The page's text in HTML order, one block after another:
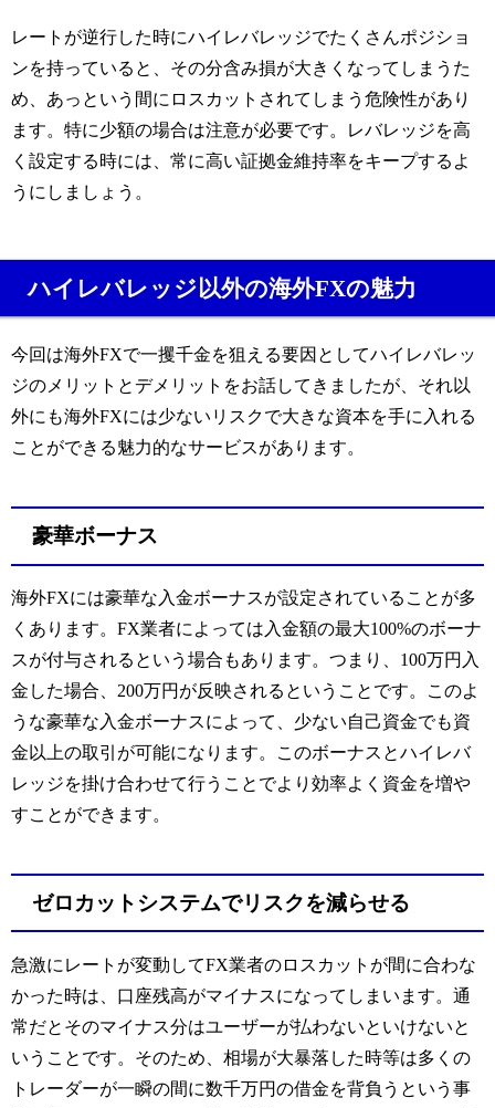
レートが逆行した時にハイレバレッジでたくさんポジショ
ンを持っていると、その分含み損が大きくなってしまうた
め、あっという間にロスカットされてしまう危険性があり
ます。特に少額の場合は注意が必要です。レバレッジを高
く設定する時には、常に高い証拠金維持率をキープするよ
うにしましょう。
ハイレバレッジ以外の海外FXの魅力
今回は海外FXで一攫千金を狙える要因としてハイレバレッ
ジのメリットとデメリットをお話してきましたが、それ以
外にも海外FXには少ないリスクで大きな資本を手に入れる
ことができる魅力的なサービスがあります。
豪華ボーナス
海外FXには豪華な入金ボーナスが設定されていることが多
くあります。 FX業者によっては入金額の最大100%のボーナ
スが付与されるという場合もあります。つまり、 100万円入
金した場合、 200万円が反映されるということです。このよ
うな豪華な入金ボーナスによって、少ない自己資金でも資
金以上の取引が可能になります。このボーナスとハイレバ
レッジを掛け合わせて行うことでより効率よく資金を増や
すことができます。
ゼロカットシステムでリスクを減らせる
急激にレートが変動してFX業者のロスカットが間に合わな
かった時は、口座残高がマイナスになってしまいます。通
常だとそのマイナス分はユーザーが払わないといけないと
いうことです。そのため、相場が大暴落した時等は多くの
トレーダーが一瞬の間に数千万円の借金を背負うという事